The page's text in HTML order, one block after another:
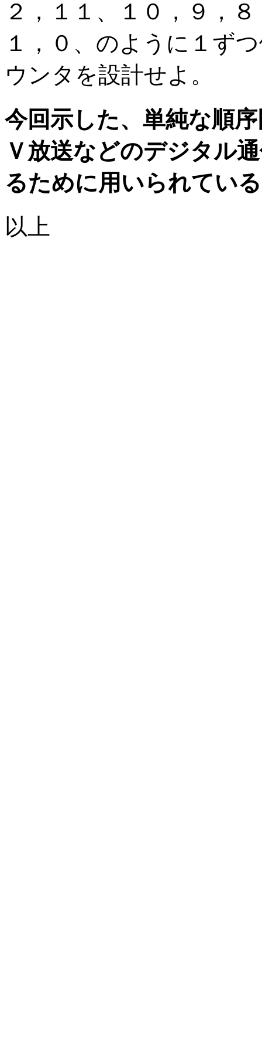
２，１１、１０，９，
１，０、のように１ず
ウンタを設計せよ。
今回示した、単純な順
Ｖ放送などのデジタル
るために用いられてい
以上